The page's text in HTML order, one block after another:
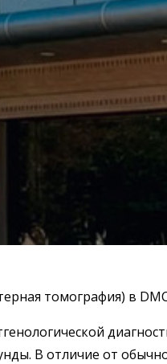
томография) в
В отличие от